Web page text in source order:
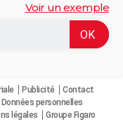
Voir un exemple
Publicité
Contact
Données personnelles
légales Groupe Figaro